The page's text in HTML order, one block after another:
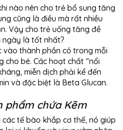
nào nên cho trẻ bổ sung tăng
cũng là điều mà rất nhiều
Vậy cho trẻ uống tăng đề
ngày là tốt nhất?
vào thành phần có trong mỗi
cho bé. Các hoạt chất “nổi
miễn dịch phải kể đến
và đặc biệt là Beta Glucan.
phẩm chứa Kẽm
tế bào khắp cơ thể, nó giúp